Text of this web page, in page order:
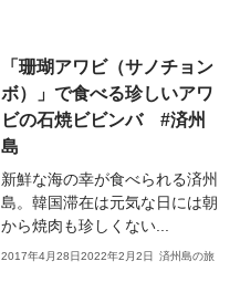
「珊瑚アワビ（サノチョン
ボ）」で食べる珍しいアワ
ビの石焼ビビンバ #済州
島
新鮮な海の幸が食べられる済州
島。韓国滞在は元気な日には朝
から焼肉も珍しくない...
2017年4月28日2022年2月2日 済州島の旅